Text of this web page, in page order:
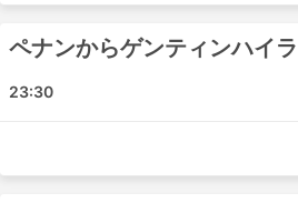
があり、スナック、水、時に
に含まれています。
クライニングシート、毛布、
くの特典があり、快適な旅が
ペナンからゲンティンハイ
23:30